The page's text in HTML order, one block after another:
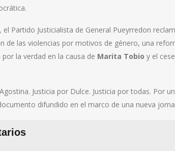
el Partido Justicialista de General Pueyrredon
de las violencias por motivos de género, una
la verdad en la causa de Marita Tobio y el
Justicia por Dulce. Justicia por todas. Por
difundido en el marco de una nueva